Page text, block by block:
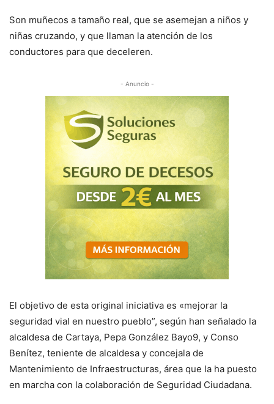
Son muñecos a tamaño real, que se asemejan a niños y
niñas cruzando, y que llaman la atención de los
conductores para que deceleren.
- Anuncio -
El objetivo de esta original iniciativa es «mejorar la
seguridad vial en nuestro pueblo”, según han señalado la
alcaldesa de Cartaya, Pepa González Bayo9, y Conso
Benítez, teniente de alcaldesa y concejala de
Mantenimiento de Infraestructuras, área que la ha puesto
en marcha con la colaboración de Seguridad Ciudadana.